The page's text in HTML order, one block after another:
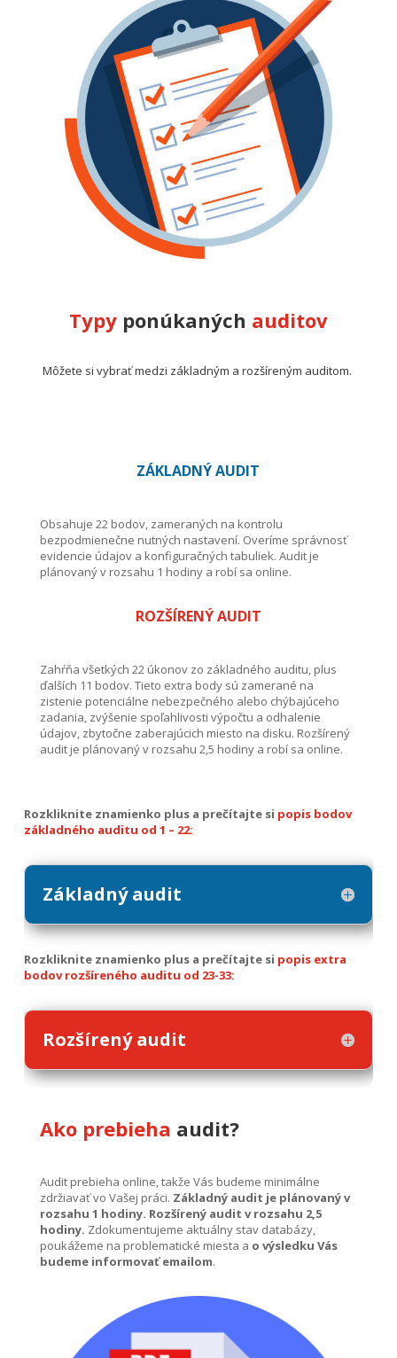
Typyponúkaných auditov
Môžete si vybrať medzi základným a rozšíreným auditom.
ZÁKLADNÝ AUDIT
Obsahuje 22 bodov, zameraných na kontrolu
bezpodmienečne nutných nastavení. Overíme správnosť
evidencie údajov a konfiguračných tabuliek. Audit je
plánovaný v rozsahu 1 hodiny a robí sa online.
ROZŠÍRENÝ AUDIT
Zahŕňa všetkých 22 úkonov zo základného auditu, plus
ďalších 11 bodov. Tieto extra body sú zamerané na
zistenie potenciálne nebezpečného alebo chýbajúceho
zadania, zvýšenie spoľahlivosti výpočtu a odhalenie
údajov, zbytočne zaberajúcich miesto na disku. Rozšírený
audit je plánovaný v rozsahu 2,5 hodiny a robí sa online.
Rozkliknite znamienko plus a prečítajte si popis bodov
základného auditu od 1 – 22:
Základný audit
Rozkliknite znamienko plus a prečítajte si popis extra
bodov rozšíreného auditu od 23-33:
Rozšírený audit
Ako prebieha audit?
Audit prebieha online, takže Vás budeme minimálne
zdržiavať vo Vašej práci. Základný audit je plánovaný v
rozsahu 1 hodiny. Rozšírený audit v rozsahu 2,5
hodiny. Zdokumentujeme aktuálny stav databázy,
poukážeme na problematické miesta a o výsledku Vás
budeme informovať emailom.